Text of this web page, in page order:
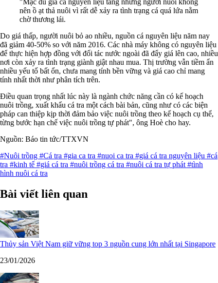
nên ồ ạt thả nuôi vì rất dễ xảy ra tình trạng cá quá lứa nằm
chờ thương lái.
Do giá thấp, người nuôi bỏ ao nhiều, nguồn cá nguyên liệu năm nay
đã giảm 40-50% so với năm 2016. Các nhà máy không có nguyên liệu
để thực hiện hợp đồng với đối tác nước ngoài đã đẩy giá lên cao, nhiều
nơi còn xảy ra tình trạng giành giật nhau mua. Thị trường vẫn tiềm ẩn
nhiều yếu tố bất ổn, chưa mang tính bền vững và giá cao chỉ mang
tính nhất thời như phân tích trên.
Điều quan trọng nhất lúc này là ngành chức năng cần có kế hoạch
nuôi trồng, xuất khẩu cá tra một cách bài bản, cũng như có các biện
pháp can thiệp kịp thời đảm bảo việc nuôi trồng theo kế hoạch cụ thể,
từng bước hạn chế việc nuôi trồng tự phát", ông Hoè cho hay.
Nguồn: Báo tin tức/TTXVN
#Nuôi trồng #Cá tra #gia ca tra #nuoi ca tra #giá cá tra nguyên liệu #cá
tra #kinh tế #giá cá tra #nuôi trồng cá tra #nuôi cá tra tự phát #tình
hình nuôi cá tra
Bài viết liên quan
Thủy sản Việt Nam giữ vững top 3 nguồn cung lớn nhất tại Singapore
23/01/2026